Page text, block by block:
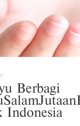
Berbagi
Indonesia